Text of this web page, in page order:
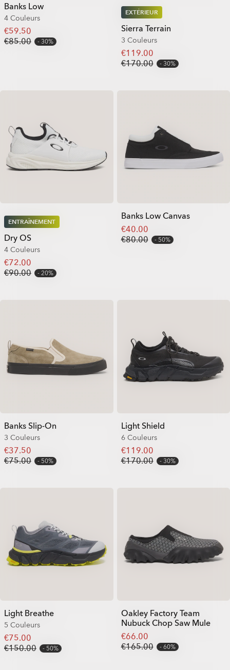
Banks Low
4 Couleurs
€59.50
€85.00
30%
EXTÉRIEUR
Sierra Terrain
3 Couleurs
€119.00
€170.00
30%
ENTRAÎNEMENT
Dry OS
4 Couleurs
€72.00
€90.00
20%
Banks Low Canvas
€40.00
€80.00
50%
Banks Slip-On
3 Couleurs
€37.50
€75.00
50%
Light Shield
6 Couleurs
€119.00
€170.00
30%
Light Breathe
5 Couleurs
€75.00
€150.00
50%
Oakley Factory Team
Nubuck Chop Saw Mule
€66.00
€165.00
60%